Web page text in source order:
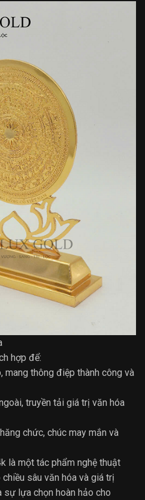
hợp để:
mang thông điệp thành công và
truyền tải giá trị văn hóa
chức, chúc may mắn và
là một tác phẩm nghệ thuật
sâu văn hóa và giá trị
sự lựa chọn hoàn hảo cho